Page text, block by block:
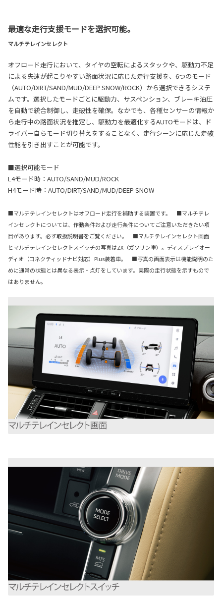
最適な走行支援モードを選択可能。
マルチテレインセレクト
オフロード走行において、タイヤの空転によるスタックや、駆動力不足
による失速が起こりやすい路面状況に応じた走行支援を、6つのモード
（AUTO/DIRT/SAND/MUD/DEEP SNOW/ROCK）から選択できるシステ
ムです。選択したモードごとに駆動力、サスペンション、ブレーキ油圧
を自動で統合制御し、走破性を確保。なかでも、各種センサーの情報か
ら走行中の路面状況を推定し、駆動力を最適化するAUTOモードは、ド
ライバー自らモード切り替えをすることなく、走行シーンに応じた走破
性能を引き出すことが可能です。
■選択可能モード
L4モード時：AUTO/SAND/MUD/ROCK
H4モード時：AUTO/DIRT/SAND/MUD/DEEP SNOW
■マルチテレインセレクトはオフロード走行を補助する装置です。 ■マルチテレ
インセレクトについては、作動条件および走行条件についてご注意いただきたい項
目があります。必ず取扱説明書をご覧ください。 ■マルチテレインセレクト画面
とマルチテレインセレクトスイッチの写真はZX（ガソリン車）。ディスプレイオー
ディオ（コネクティッドナビ対応）Plus装着車。 ■写真の画面表示は機能説明のた
めに通常の状態とは異なる表示・点灯をしています。実際の走行状態を示すもので
はありません。